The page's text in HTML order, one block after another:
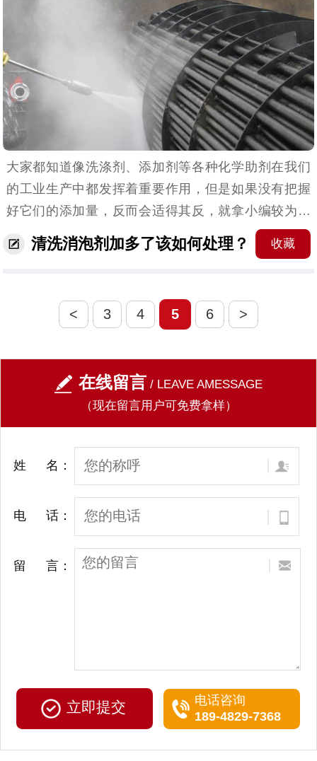
清洗消泡剂加多了该如何处理？ 收藏
大家都知道像洗涤剂、添加剂等各种化学助剂在我们
的工业生产中都发挥着重要作用，但是如果没有把握
好它们的添加量，反而会适得其反，就拿小编较为熟
悉的清洗消泡剂来说，如果加多会有什么影响？我们
又该如何处理呢？（工业清洗场景）清洗消泡剂是专
< 3 4 5 6 >
在线留言 / LEAVE AMESSAGE
（现在留言用户可免费拿样）
姓 名：
电 话：
留 言：
电话咨询
189-4829-7368